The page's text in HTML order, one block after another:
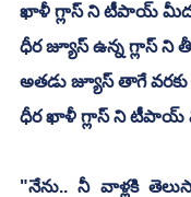
ఖాళీ గ్లాస్ ని టీపాయ్ మీద
ధీర జ్యూస్ ఉన్న గ్లాస్ ని
అతడు జ్యూస్ తాగే వరకు
ధీర ఖాళీ గ్లాస్ ని టీపాయ్
"నేను.. నీ వాళ్లకి